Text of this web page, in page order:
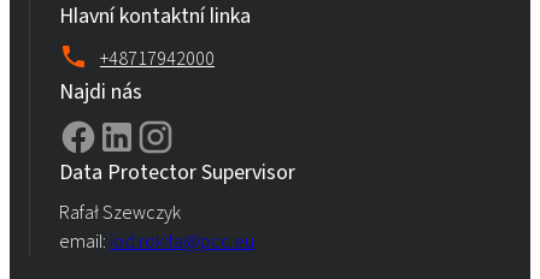
Hlavní kontaktní linka
+48717942000
Najdi nás
Data Protector Supervisor
Rafał Szewczyk
email: iod.rokita@pcc.eu